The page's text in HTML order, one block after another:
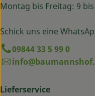
Montag bis Freitag: 9
Schick uns eine
09844 33 5 99 0
Lieferservice